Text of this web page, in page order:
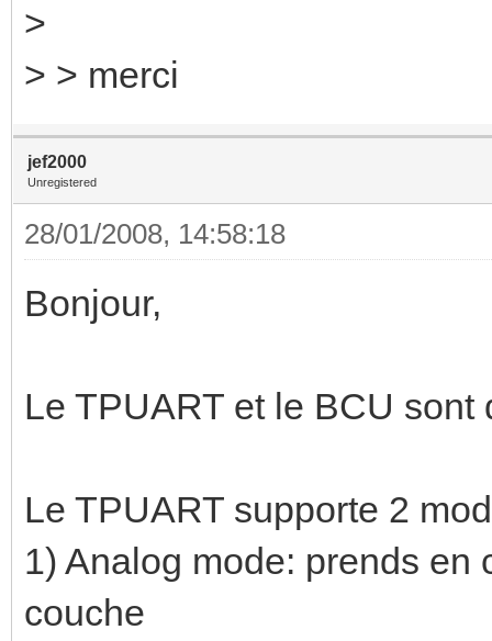
>
> > merci
jef2000
Unregistered
28/01/2008, 14:58:18
Bonjour,
Le TPUART et le BCU
Le TPUART supporte 2
1) Analog mode: prends en
couche